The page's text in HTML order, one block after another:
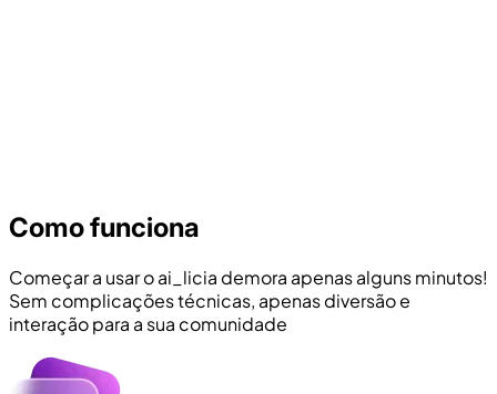
Como funciona
Começar a usar o ai_licia demora apenas alguns minutos!
Sem complicações técnicas, apenas diversão e
interação para a sua comunidade